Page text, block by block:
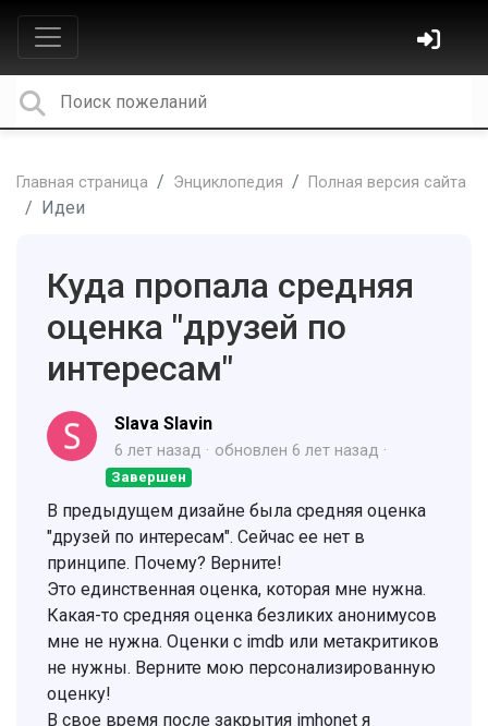
Главная страница Энциклопедия Полная версия сайта
Идеи
Куда пропала средняя
оценка "друзей по
интересам"
Slava Slavin
6 лет назад обновлен 6 лет назад
Завершен
В предыдущем дизайне была средняя оценка
"друзей по интересам". Сейчас ее нет в
принципе. Почему? Верните!
Это единственная оценка, которая мне нужна.
Какая-то средняя оценка безликих анонимусов
мне не нужна. Оценки с imdb или метакритиков
не нужны. Верните мою персонализированную
оценку!
В свое время после закрытия imhonet я